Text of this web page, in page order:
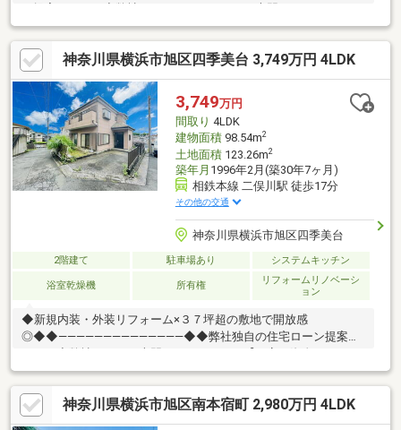
【丁寧な資金アドバイス】【ファイナンシャルプラン提案書の作
成】を随時行っております。意外に知らないお客様が多い【定年
時の住宅ローン残高】【住宅購入者だけが加入できる無料の生命
保険】【１３年間もらえる、国からの特別ボーナス】これから多
くなる【教育費】住宅を買った後から始まる【住宅ローン返済】
６５歳以上から必要になる【老後の費用負担】住宅探しの【この
タイミング】で不安な部分を明確にしていきませんか？？
神奈川県横浜市旭区四季美台 3,749万円 4LDK
3,749万円
間取り 4LDK
建物面積98.54m2
土地面積123.26m2
築年月 1996年2月(築30年7ヶ月)
相鉄本線 二俣川駅 徒歩17分
その他の交通
神奈川県横浜市旭区四季美台
2階建て 駐車場あり システムキッチン
浴室乾燥機 所有権
リフォームリノベーシ
ョン
◆新規内装・外装リフォーム×３７坪超の敷地で開放感
◎◆◆――――――――――――――◆◆弊社独自の住宅ローン提案シ
ス】【ＦＰ提案書の作成】を随時行っております。意外に知らな
いお客様が多い【定年時の住宅ローン残高】【住宅購入者だけが
加入できる無料の生命保険】【１３年間もらえる、国からの特別
ボーナス】これから多くなる【教育費】住宅を買った後から始ま
神奈川県横浜市旭区南本宿町 2,980万円 4LDK